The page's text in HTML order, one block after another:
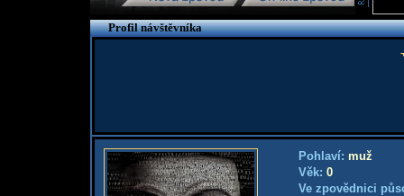
Profil návštěvníka
Pohlaví: muž
Věk: 0
Ve zpovědnici